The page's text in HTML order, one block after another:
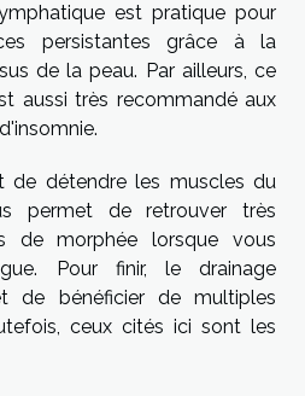
est pratique pour
persistantes grâce à la
de la peau. Par ailleurs, ce
aussi très recommandé aux
de détendre les muscles du
permet de retrouver très
de morphée lorsque vous
Pour finir, le drainage
de bénéficier de multiples
ceux cités ici sont les